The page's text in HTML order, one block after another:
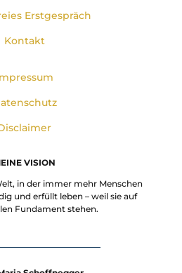
Erstgespräch
Kontakt
VISION
in der immer mehr Menschen
und erfüllt leben – weil sie auf
Fundament stehen.